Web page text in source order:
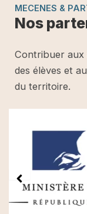
MECENES &
Nos
Contribuer aux
des élèves et
du territoire.